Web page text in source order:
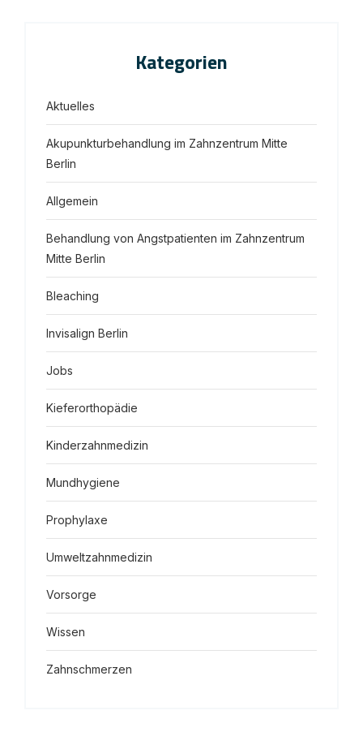
Kategorien
Aktuelles
Akupunkturbehandlung im Zahnzentrum Mitte
Berlin
Allgemein
Behandlung von Angstpatienten im Zahnzentrum
Mitte Berlin
Bleaching
Invisalign Berlin
Jobs
Kieferorthopädie
Kinderzahnmedizin
Mundhygiene
Prophylaxe
Umweltzahnmedizin
Vorsorge
Wissen
Zahnschmerzen